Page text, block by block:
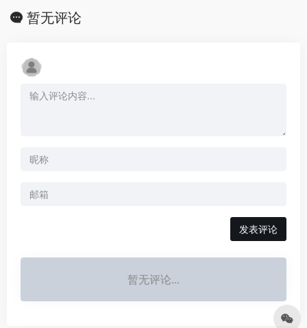
暂无评论
发表评论
暂无评论...